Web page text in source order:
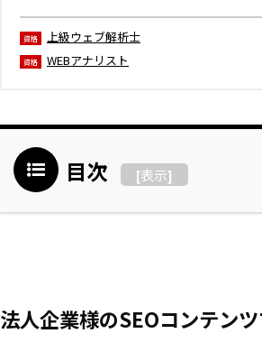
資格 上級ウェブ解析士
資格 WEBアナリスト
目次 [表示]
法人企業様のSEOコンテン